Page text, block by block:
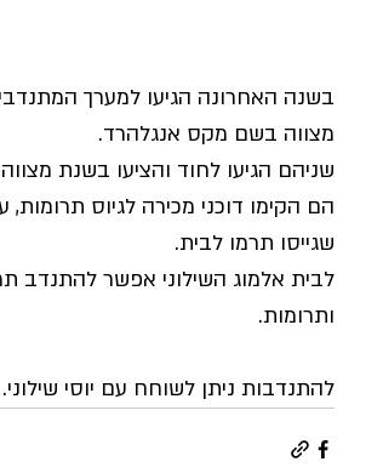
בשנה האחרונה הגיעו למערך
מצווה בשם מקס אנגלהרד.
שניהם הגיעו לחוד והציעו בשנת
הם הקימו דוכני מכירה לגיוס
שגייסו תרמו לבית.
לבית אלמוג השילוני אפשר להתנדב
ותרומות.
להתנדבות ניתן לשוחח עם יוסי שילוני. 0537634220